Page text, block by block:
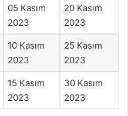
05 Kasım
2023
20 Kasım
2023
10 Kasım
2023
25 Kasım
2023
15 Kasım
2023
30 Kasım
2023